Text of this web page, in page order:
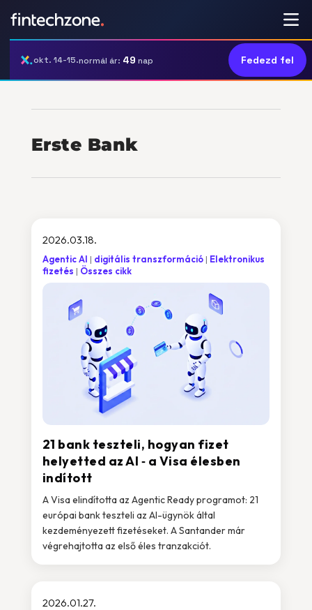
okt. 14-15.normál ár: 49 nap Fedezd fel
Erste Bank
21 bank teszteli, hogyan fizet
helyetted az AI ‑ a Visa élesben
indított
2026.03.18.
Agentic AI digitális transzformáció
Elektronikus
fizetés
Összes cikk
A Visa elindította az Agentic Ready programot: 21
európai bank teszteli az AI-ügynök által
kezdeményezett fizetéseket. A Santander már
végrehajtotta az első éles tranzakciót.
2026.01.27.